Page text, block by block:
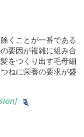
くことが一番である
要因が複雑に組み合
をつくり出す毛母細
ねに栄養の要求が盛